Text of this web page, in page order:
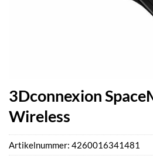
3Dconnexion
Wireless
Artikelnummer: 4260016341481